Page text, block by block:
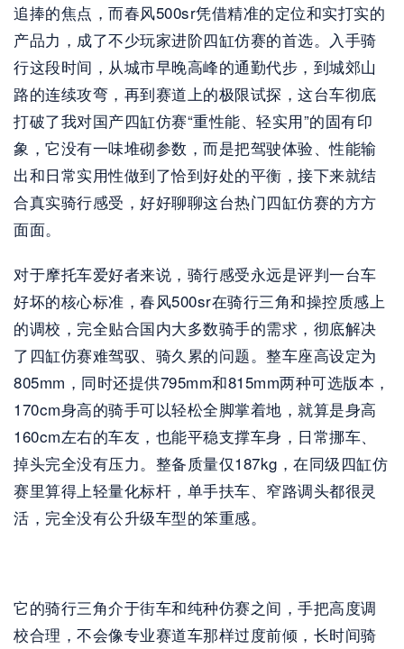
追捧的焦点，而春风500sr凭借精准的定位和实打实的
产品力，成了不少玩家进阶四缸仿赛的首选。入手骑
行这段时间，从城市早晚高峰的通勤代步，到城郊山
路的连续攻弯，再到赛道上的极限试探，这台车彻底
打破了我对国产四缸仿赛“重性能、轻实用”的固有印
象，它没有一味堆砌参数，而是把驾驶体验、性能输
出和日常实用性做到了恰到好处的平衡，接下来就结
合真实骑行感受，好好聊聊这台热门四缸仿赛的方方
面面。
对于摩托车爱好者来说，骑行感受永远是评判一台车
好坏的核心标准，春风500sr在骑行三角和操控质感上
的调校，完全贴合国内大多数骑手的需求，彻底解决
了四缸仿赛难驾驭、骑久累的问题。整车座高设定为
805mm，同时还提供795mm和815mm两种可选版本，
170cm身高的骑手可以轻松全脚掌着地，就算是身高
160cm左右的车友，也能平稳支撑车身，日常挪车、
掉头完全没有压力。整备质量仅187kg，在同级四缸仿
赛里算得上轻量化标杆，单手扶车、窄路调头都很灵
活，完全没有公升级车型的笨重感。
它的骑行三角介于街车和纯种仿赛之间，手把高度调
校合理，不会像专业赛道车那样过度前倾，长时间骑